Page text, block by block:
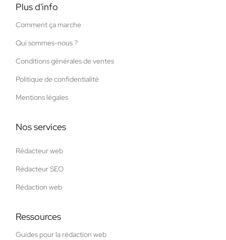
Plus d'info
Comment ça marche
Qui sommes-nous ?
Conditions générales de ventes
Politique de confidentialité
Mentions légales
Nos services
Rédacteur web
Rédacteur SEO
Rédaction web
Ressources
Guides pour la rédaction web